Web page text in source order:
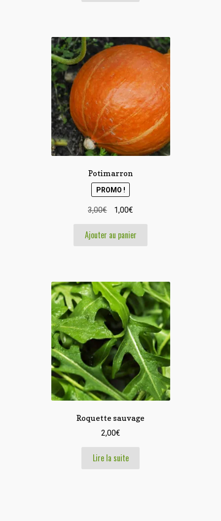
Potimarron
PROMO !
3,00€
Le
prix
initial
était :
1,00€Le
prix
actuel
est :
Ajouter au panier
Roquette sauvage
2,00€
Lire la suite